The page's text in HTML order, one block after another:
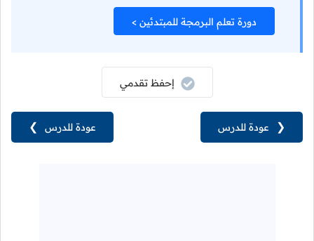
دورة تعلم البرمجة للمبتدئين >
عودة للدرس ❯
إحفظ تقدمي
❮ عودة للدرس